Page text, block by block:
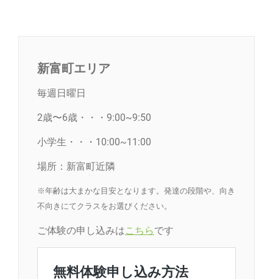
新富町エリア
毎週日曜日
2歳〜6歳・・・9:00~9:50
小学生・・・10:00~11:00
場所：新富町近隣
※年齢は大まかな目安となります。発達の段階や、向き
不向きにてクラスをお選びください。
ご体験の申し込みはこちらです